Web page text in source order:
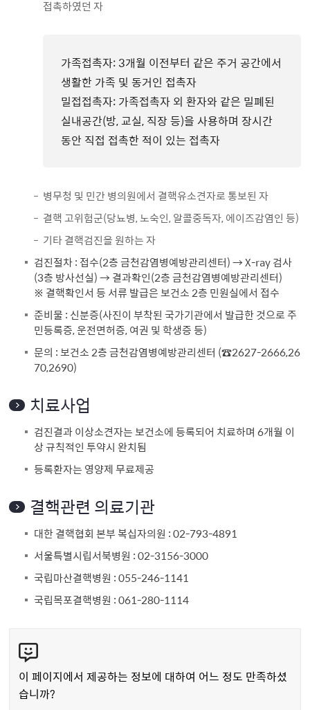
접촉하였던 자
가족접촉자: 3개월 이전부터 같은 주거 공간에서
생활한 가족 및 동거인 접촉자
밀접접촉자: 가족접촉자 외 환자와 같은 밀폐된
실내공간(방, 교실, 직장 등)을 사용하며 장시간
동안 직접 접촉한 적이 있는 접촉자
병무청 및 민간 병의원에서 결핵유소견자로 통보된 자
결핵 고위험군(당뇨병, 노숙인, 알콜중독자, 에이즈감염인 등)
기타 결핵검진을 원하는 자
검진절차 : 접수(2층 금천감염병예방관리센터) → X-ray 검사
(3층 방사선실) → 결과확인(2층 금천감염병예방관리센터)
※ 결핵확인서 등 서류 발급은 보건소 2층 민원실에서 접수
준비물 : 신분증(사진이 부착된 국가기관에서 발급한 것으로 주
민등록증, 운전면허증, 여권 및 학생증 등)
문의 : 보건소 2층 금천감염병예방관리센터 (☎2627-2666,26
70,2690)
치료사업
검진결과 이상소견자는 보건소에 등록되어 치료하며 6개월 이
상 규칙적인 투약시 완치됨
등록환자는 영양제 무료제공
결핵관련 의료기관
대한 결핵협회 본부 복십자의원 : 02-793-4891
서울특별시립서북병원 : 02-3156-3000
국립마산결핵병원 : 055-246-1141
국립목포결핵병원 : 061-280-1114
텐
츠
만
이 페이지에서 제공하는 정보에 대하여 어느 정도 만족하셨
습니까?